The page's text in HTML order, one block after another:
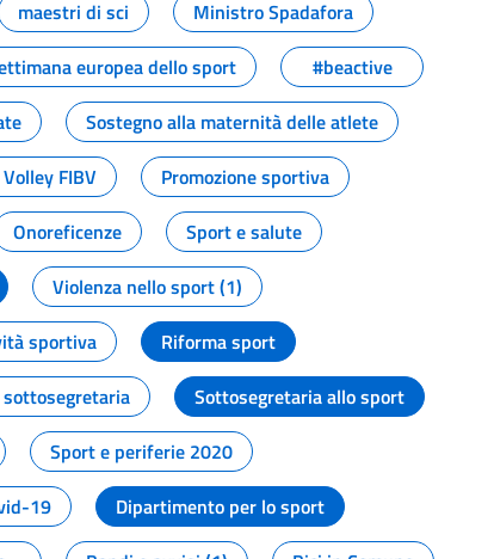
maestri di sci
Ministro Spadafora
europea dello sport
#beactive
Sostegno alla maternità delle atlete
FIBV
Promozione sportiva
Onoreficenze
Sport e salute
Violenza nello sport (1)
sportiva
Riforma sport
sottosegretaria
Sottosegretaria allo sport
Sport e periferie 2020
19
Dipartimento per lo sport